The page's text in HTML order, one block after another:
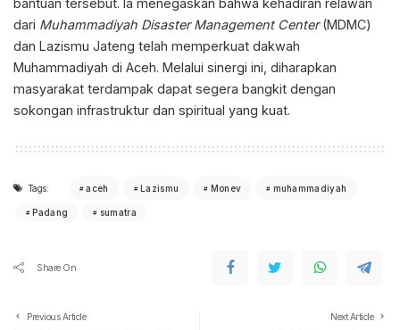
bantuan tersebut. Ia menegaskan bahwa kehadiran relawan
dari Muhammadiyah Disaster Management Center(MDMC)
dan Lazismu Jateng telah memperkuat dakwah
Muhammadiyah di Aceh. Melalui sinergi ini, diharapkan
masyarakat terdampak dapat segera bangkit dengan
sokongan infrastruktur dan spiritual yang kuat.
Tags: aceh Lazismu Monev muhammadiyah
Padang sumatra
Share On
Previous Article Next Article